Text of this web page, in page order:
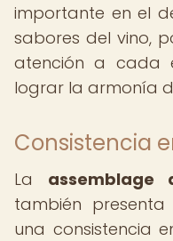
importante en el
sabores del vino,
atención a cada
lograr la armonía
Consistencia
La
también
una consistencia